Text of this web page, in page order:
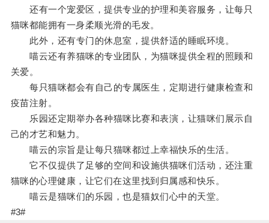
还有一个宠爱区，提供专业的护理和美容服务，让每只
猫咪都能拥有一身柔顺光滑的毛发。
此外，还有专门的休息室，提供舒适的睡眠环境。
喵云还有养猫咪的专业团队，为猫咪提供全程的照顾和
关爱。
每只猫咪都会有自己的专属医生，定期进行健康检查和
疫苗注射。
乐园还定期举办各种猫咪比赛和表演，让猫咪们展示自
己的才艺和魅力。
喵云的宗旨是让每只猫咪都过上幸福快乐的生活。
它不仅提供了足够的空间和设施供猫咪们活动，还注重
猫咪的心理健康，让它们在这里找到归属感和快乐。
喵云是猫咪们的乐园，也是猫奴们心中的天堂。
#3#